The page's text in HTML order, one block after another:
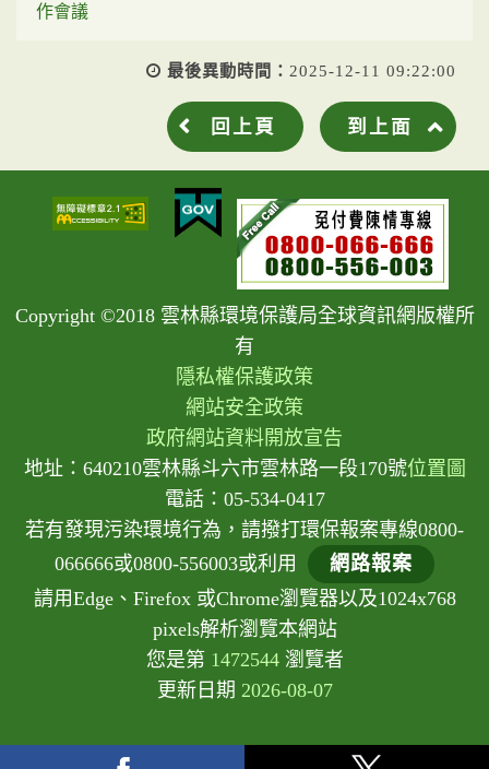
作會議
最後異動時間： 2025-12-11 09:22:00
回上頁 到上面
Copyright ©2018 雲林縣環境保護局全球資訊網版權所
有
隱私權保護政策
網站安全政策
政府網站資料開放宣告
地址：640210雲林縣斗六市雲林路一段170號位置圖
電話：05-534-0417
若有發現污染環境行為，請撥打環保報案專線0800-
066666或0800-556003或利用
網路報案
請用Edge、Firefox 或Chrome瀏覽器以及1024x768
pixels解析瀏覽本網站
您是第 1472544瀏覽者
更新日期 2026-08-07